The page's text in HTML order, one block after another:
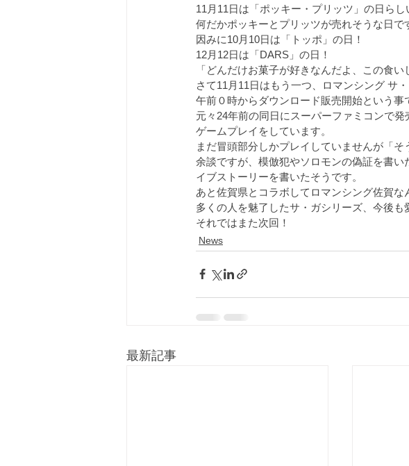
11月11日は「ポッキー・プリッツ」の日らし
何だかポッキーとプリッツが売れそうな日で
因みに10月10日は「トッポ」の日！
12月12日は「DARS」の日！
「どんだけお菓子が好きなんだよ、この食
さて11月11日はもう一つ、ロマンシング サ
午前０時からダウンロード販売開始という事
元々24年前の同日にスーパーファミコンで
ゲームプレイをしています。
まだ冒頭部分しかプレイしていませんが「
余談ですが、模倣犯やソロモンの偽証を書
イブストーリーを書いたそうです。
あと佐賀県とコラボしてロマンシング佐賀な
多くの人を魅了したサ・ガシリーズ、今後も
それではまた次回！
News
最新記事